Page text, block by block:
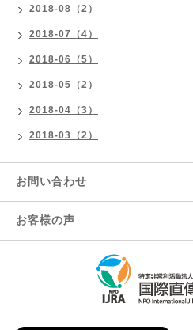
2018-08（2）
2018-07（4）
2018-06（5）
2018-05（2）
2018-04（3）
2018-03（2）
お問い合わせ
お客様の声